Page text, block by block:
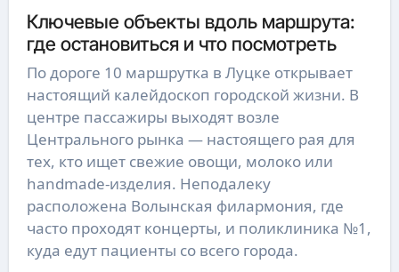
Ключевые объекты вдоль маршрута:
где остановиться и что посмотреть
По дороге 10 маршрутка в Луцке открывает
настоящий калейдоскоп городской жизни. В
центре пассажиры выходят возле
Центрального рынка — настоящего рая для
тех, кто ищет свежие овощи, молоко или
handmade-изделия. Неподалеку
расположена Волынская филармония, где
часто проходят концерты, и поликлиника №1,
куда едут пациенты со всего города.